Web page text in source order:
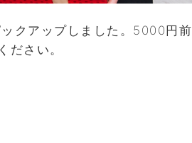
クアップしました。5000円前
ださい。